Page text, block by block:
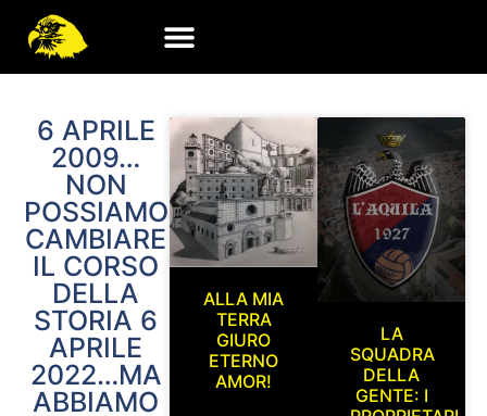
6 APRILE
2009…
NON
POSSIAMO
CAMBIARE
IL CORSO
DELLA
STORIA 6
APRILE
2022…MA
ABBIAMO
ALLA MIA
TERRA
GIURO
ETERNO
AMOR!
LA
SQUADRA
DELLA
GENTE: I